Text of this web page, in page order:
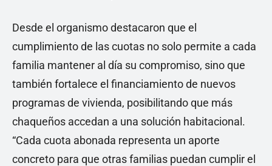
Desde el organismo destacaron que el
cumplimiento de las cuotas no solo permite a cada
familia mantener al día su compromiso, sino que
también fortalece el financiamiento de nuevos
programas de vivienda, posibilitando que más
chaqueños accedan a una solución habitacional.
“Cada cuota abonada representa un aporte
concreto para que otras familias puedan cumplir el